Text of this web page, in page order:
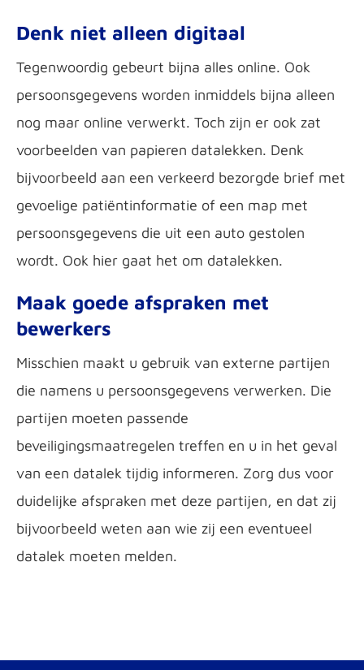
Denk niet alleen digitaal
Tegenwoordig gebeurt bijna alles online. Ook
persoonsgegevens worden inmiddels bijna alleen
nog maar online verwerkt. Toch zijn er ook zat
voorbeelden van papieren datalekken. Denk
bijvoorbeeld aan een verkeerd bezorgde brief met
gevoelige patiëntinformatie of een map met
persoonsgegevens die uit een auto gestolen
wordt. Ook hier gaat het om datalekken.
Maak goede afspraken met
bewerkers
Misschien maakt u gebruik van externe partijen
die namens u persoonsgegevens verwerken. Die
partijen moeten passende
beveiligingsmaatregelen treffen en u in het geval
van een datalek tijdig informeren. Zorg dus voor
duidelijke afspraken met deze partijen, en dat zij
bijvoorbeeld weten aan wie zij een eventueel
datalek moeten melden.